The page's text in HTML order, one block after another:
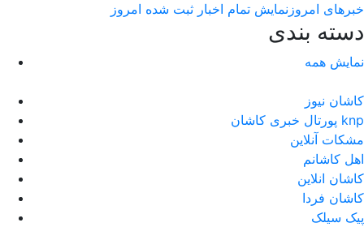
خبرهای امروز نمایش تمام اخبار ثبت شده امروز
دسته بندی
نمایش همه
کاشان نیوز
پورتال خبری كاشان knp
مشکات آنلاین
اهل کاشانم
کاشان انلاین
کاشان فردا
پیک سیلک